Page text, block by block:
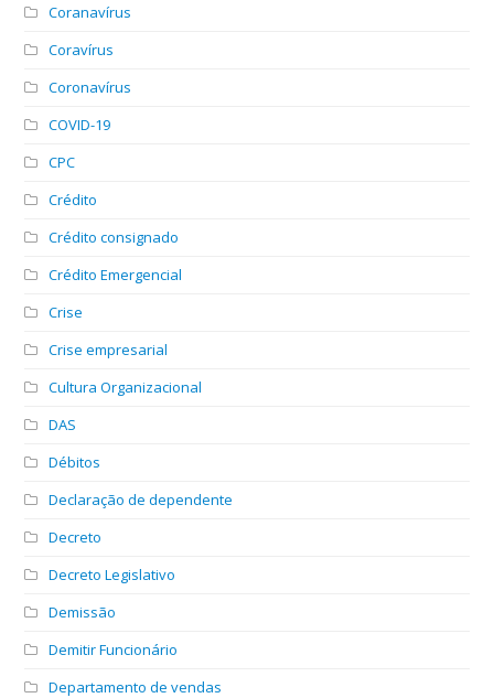
Coranavírus
Coravírus
Coronavírus
COVID-19
CPC
Crédito
Crédito consignado
Crédito Emergencial
Crise
Crise empresarial
Cultura Organizacional
DAS
Débitos
Declaração de dependente
Decreto
Decreto Legislativo
Demissão
Demitir Funcionário
Departamento de vendas